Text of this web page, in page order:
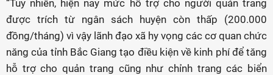
“Tuy nhiên, hiện nay mức hỗ trợ cho người quản trang
được trích từ ngân sách huyện còn thấp (200.000
đồng/tháng) vì vậy lãnh đạo xã hy vọng các cơ quan chức
năng của tỉnh Bắc Giang tạo điều kiện về kinh phí để tăng
hỗ trợ cho quản trang cũng như chỉnh trang các biển